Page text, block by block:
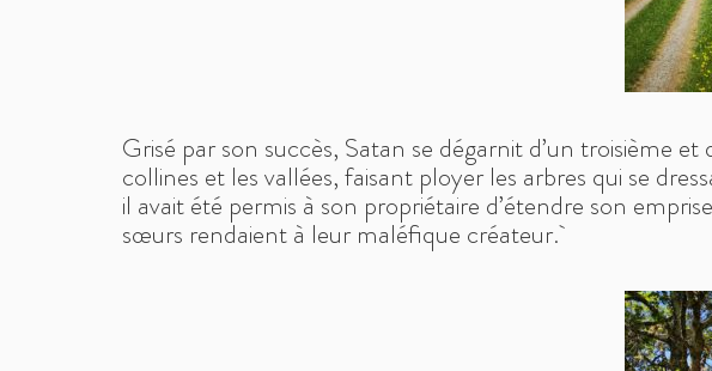
Grisé par son succès, Satan se dégarnit d’un troisième
collines et les vallées, faisant ployer les arbres qui se
il avait été permis à son propriétaire d’étendre son
sœurs rendaient à leur maléfique créateur.